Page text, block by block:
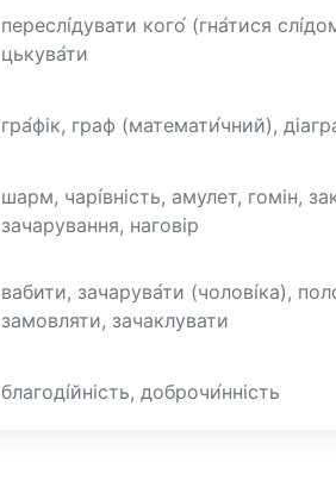
переслі́дувати кого́ (гна́тися
цькува́ти
гра́фік, граф (математи́чний),
шарм, чарі́вність, амулет, гомін,
зачарування, наговір
вабити, зачарува́ти (чолові́ка),
замовляти, зачаклувати
благоді́йність, доброчи́нність